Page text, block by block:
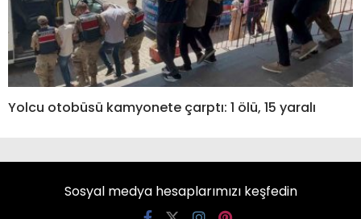
Yolcu otobüsü kamyonete çarptı: 1 ölü, 15 yaralı
Sosyal medya hesaplarımızı keşfedin